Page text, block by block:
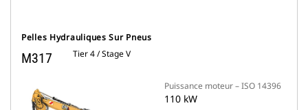
Pelles Hydrauliques Sur Pneus
M317 Tier 4 / Stage V
Puissance moteur – ISO 14396
110 kW